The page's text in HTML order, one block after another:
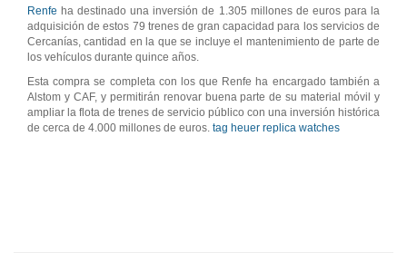
Renfe ha destinado una inversión de 1.305 millones de euros para la
adquisición de estos 79 trenes de gran capacidad para los servicios de
Cercanías, cantidad en la que se incluye el mantenimiento de parte de
los vehículos durante quince años.
Esta compra se completa con los que Renfe ha encargado también a
Alstom y CAF, y permitirán renovar buena parte de su material móvil y
ampliar la flota de trenes de servicio público con una inversión histórica
de cerca de 4.000 millones de euros. tag heuer replica watches